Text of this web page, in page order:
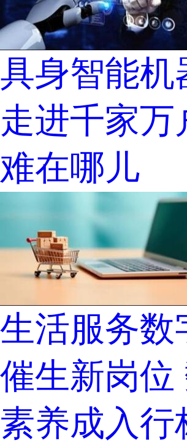
具身智能机
走进千家万
难在哪儿
生活服务数
催生新岗位
素养成入行